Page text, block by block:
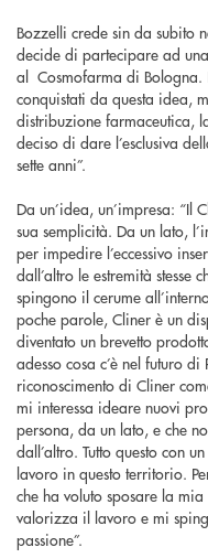
Bozzelli crede sin da subito
decide di partecipare ad
al Cosmofarma di Bologna.
conquistati da questa idea,
distribuzione farmaceutica,
deciso di dare l’esclusiva
sette anni”.
Da un’idea, un’impresa: “Il
sua semplicità. Da un lato,
per impedire l’eccessivo
dall’altro le estremità stesse
spingono il cerume
poche parole, Cliner è un
diventato un brevetto
adesso cosa c’è nel futuro
riconoscimento di Cliner
mi interessa ideare nuovi
persona, da un lato, e che
dall’altro. Tutto questo con
lavoro in questo territorio.
che ha voluto sposare la
valorizza il lavoro e mi
passione”.